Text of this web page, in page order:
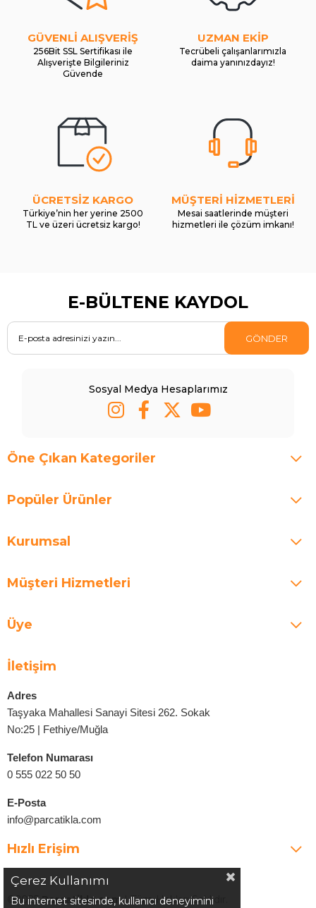
GÜVENLİ ALIŞVERİŞ
256Bit SSL Sertifikası ile
Alışverişte Bilgileriniz
Güvende
UZMAN EKİP
Tecrübeli çalışanlarımızla
daima yanınızdayız!
ÜCRETSİZ KARGO
Türkiye’nin her yerine 2500
TL ve üzeri ücretsiz kargo!
MÜŞTERİ HİZMETLERİ
Mesai saatlerinde müşteri
hizmetleri ile çözüm imkanı!
E-BÜLTENE KAYDOL
GÖNDER
Sosyal Medya Hesaplarımız
Öne Çıkan Kategoriler
Popüler Ürünler
Kurumsal
Müşteri Hizmetleri
Üye
İletişim
Adres
Taşyaka Mahallesi Sanayi Sitesi 262. Sokak
No:25 | Fethiye/Muğla
Telefon Numarası
0 555 022 50 50
E-Posta
info@parcatikla.com
Hızlı Erişim
©2025Parcatikla.com| Tüm Hakları Saklıdır.
Çerez Kullanımı
Bu internet sitesinde, kullanıcı deneyimini